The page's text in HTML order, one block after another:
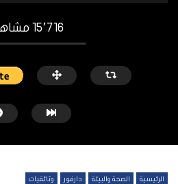
15٬716 مشاهدة
الرئيسية الصحة والبيئة دارفور وثائقيات